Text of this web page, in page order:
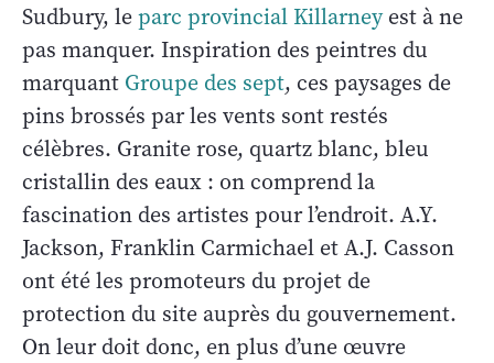
Sudbury, leparc provincial Killarneyest à ne
pas manquer. Inspiration des peintres du
marquant Groupe des sept, ces paysages de
pins brossés par les vents sont restés
célèbres. Granite rose, quartz blanc, bleu
cristallin des eaux : on comprend la
fascination des artistes pour l’endroit. A.Y.
Jackson, Franklin Carmichael et A.J. Casson
ont été les promoteurs du projet de
protection du site auprès du gouvernement.
On leur doit donc, en plus d’une œuvre